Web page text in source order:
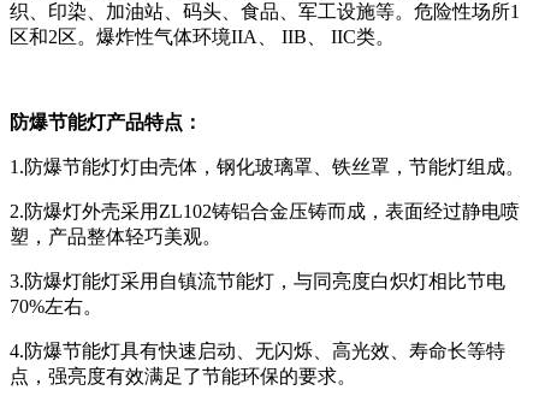
织、印染、加油站、码头、食品、军工设施等。危险性场所1
区和2区。爆炸性气体环境IIA IIB IIC类。
防爆节能灯产品特点：
1.防爆节能灯灯由壳体，钢化玻璃罩、铁丝罩，节能灯组成。
2.防爆灯外壳采用 ZL102铸铝合金压铸而成，表面经过静电喷
塑，产品整体轻巧美观。
3.防爆灯能灯采用自镇流节能灯，与同亮度白炽灯相比节电
70%左右。
4.防爆节能灯具有快速启动、无闪烁、高光效、寿命长等特
点，强亮度有效满足了节能环保的要求。